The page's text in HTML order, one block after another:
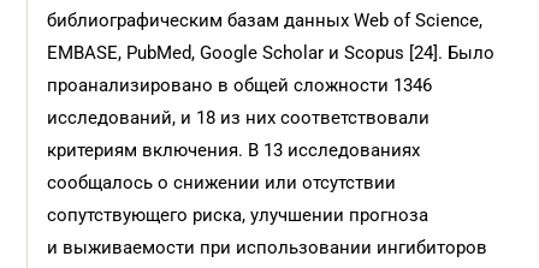
библиографическим базам данных Web of Science,
EMBASE, PubMed, Google Scholar и Scopus [24]. Было
проанализировано в общей сложности 1346
исследований, и 18 из них соответствовали
критериям включения. В 13 исследованиях
сообщалось о снижении или отсутствии
сопутствующего риска, улучшении прогноза
и выживаемости при использовании ингибиторов